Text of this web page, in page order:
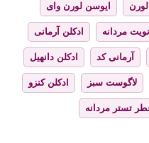
ایوسن لورن وای
مردانه ادکلن آرمانی
آرمانی کد ادکلن دانهیل
لاگوست سبز ادکلن کنزو
تستر مردانه